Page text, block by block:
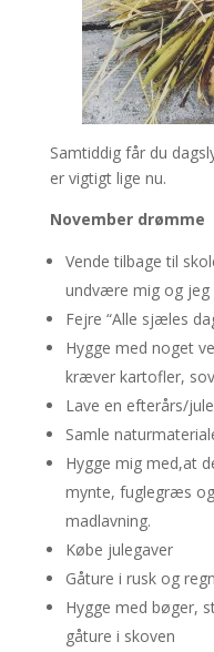
Samtiddig får du
er vigtigt lige nu.
November drømme
Vende tilbage til
undvære mig og jeg
Fejre “Alle sjæles
Hygge med noget
kræver kartofler,
Lave en efterårs/
Samle
Hygge mig med,at
mynte, fuglegræs
madlavning.
Købe julegaver
Gåture i rusk og
Hygge med bøger,
gåture i skoven